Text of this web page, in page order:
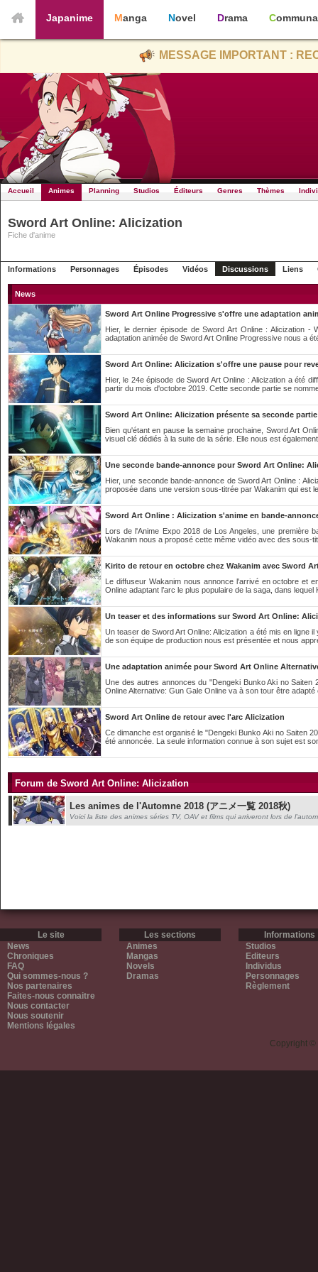
Japanime Manga Novel Drama
MESSAGE IMPORTANT :
Accueil Animes Planning Studios Éditeurs Genres Thèmes
Sword Art Online: Alicization
Fiche d'anime
Informations Personnages Épisodes Vidéos Discussions Liens
News
Sword Art Online Progressive s'offre une adaptation
Hier, le dernier épisode de Sword Art Online : Alicization
adaptation animée de Sword Art Online Progressive nous a
Sword Art Online: Alicization s'offre une pause pour
Hier, le 24e épisode de Sword Art Online : Alicization a été
partir du mois d'octobre 2019. Cette seconde partie se
Sword Art Online: Alicization présente sa seconde
Bien qu'étant en pause la semaine prochaine, Sword Art
visuel clé dédiés à la suite de la série. Elle nous est
Une seconde bande-annonce pour Sword Art Online:
Hier, une seconde bande-annonce de Sword Art Online :
proposée dans une version sous-titrée par Wakanim qui est
Sword Art Online : Alicization s'anime en bande-
Lors de l'Anime Expo 2018 de Los Angeles, une première
Wakanim nous a proposé cette même vidéo avec des sous-
Kirito de retour en octobre chez Wakanim avec Sword
Le diffuseur Wakanim nous annonce l'arrivé en octobre et
Online adaptant l’arc le plus populaire de la saga, dans lequel
Un teaser et des informations sur Sword Art Online:
Un teaser de Sword Art Online: Alicization a été mis en ligne
de son équipe de production nous est présentée et nous
Une adaptation animée pour Sword Art Online
Une des autres annonces du "Dengeki Bunko Aki no
Online Alternative: Gun Gale Online va à son tour être
Sword Art Online de retour avec l'arc Alicization
Ce dimanche est organisé le "Dengeki Bunko Aki no Saiten
été annoncée. La seule information connue à son sujet est
Forum de Sword Art Online: Alicization
Les animes de l'Automne 2018 (アニメ一覧 2018秋)
Voici la liste des animes séries TV, OAV et films qui arriveront lors de
Le site
News
Chroniques
FAQ
Qui sommes-nous ?
Nos partenaires
Faites-nous connaitre
Nous contacter
Nous soutenir
Mentions légales
Les sections
Animes
Mangas
Novels
Dramas
Informations
Studios
Editeurs
Individus
Personnages
Règlement
Copyright ©